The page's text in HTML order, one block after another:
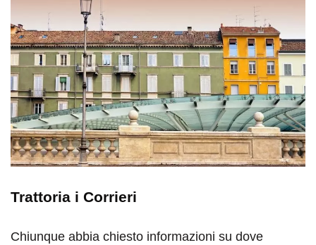
Trattoria i Corrieri
Chiunque abbia chiesto informazioni su dove